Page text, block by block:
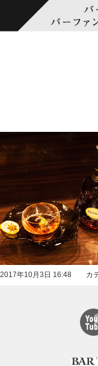
2017年10月3日 16:48 カテ